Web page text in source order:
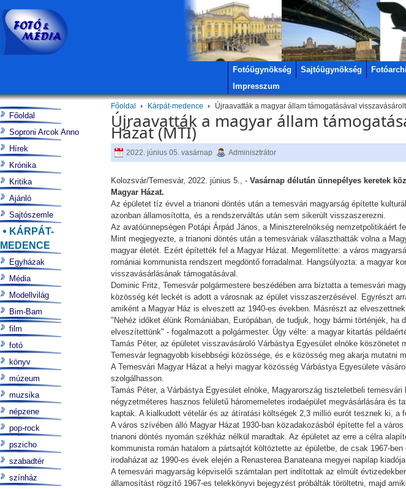
Fotóügynökség Sajtóügynökség
Impresszum
Főoldal Kárpát-medence Újraavatták a magyar állam támogatásával
Újraavatták a magyar állam
Házat (MTI)
2022. június 05. vasárnap Adminisztrátor
Kolozsvár/Temesvár, 2022. június 5., -Vasárnap délután ünnepélyes keretek
Magyar Házat.
Az épületet tíz évvel a trianoni döntés után a temesvári magyarság építette
azonban államosította, és a rendszerváltás után sem sikerült visszaszerezni.
Az avatóünnepségen Potápi Árpád János, a Miniszterelnökség nemzetpolitikáért
Mint megjegyezte, a trianoni döntés után a temesváriak választhatták volna a
magyar életét. Ezért építették fel a Magyar Házat. Megemlítette: a város
romániai kommunista rendszert megdöntő forradalmat. Hangsúlyozta: a magyar
visszavásárlásának támogatásával.
Dominic Fritz, Temesvár polgármestere beszédében arra bíztatta a temesvári
közösség két leckét is adott a városnak az épület visszaszerzésével. Egyrészt
amiként a Magyar Ház is elveszett az 1940-es években. Másrészt az
"Nehéz időket élünk Romániában, Európában, de tudjuk, hogy bármi történjék,
elveszítettünk" - fogalmazott a polgármester. Úgy vélte: a magyar kitartás
Tamás Péter, az épületet visszavásároló Várbástya Egyesület elnöke
Temesvár legnagyobb kisebbségi közössége, és e közösség meg akarja mutatni
A Temesvári Magyar Házat a helyi magyar közösség Várbástya Egyesülete
szolgálhasson.
Tamás Péter, a Várbástya Egyesület elnöke, Magyarország tiszteletbeli
négyzetméteres hasznos felületű háromemeletes irodaépület megvásárlására és
kaptak. A kialkudott vételár és az átíratási költségek 2,3 millió eurót tesznek ki, a
A város szívében álló Magyar Házat 1930-ban közadakozásból építette fel a
trianoni döntés nyomán székház nélkül maradtak. Az épületet az erre a célra
kommunista román hatalom a pártsajtót költöztette az épületbe, de csak 1967-
irodaházat az 1990-es évek elején a Renasterea Banateana megyei napilap
A temesvári magyarság képviselői számtalan pert indítottak az elmúlt
államosítást rögzítő 1967-es telekkönyvi bejegyzést próbálták töröltetni, majd
Főoldal
Soproni Arcok Anno
Hírek
Krónika
Kritika
Ajánló
Sajtószemle
KÁRPÁT-
MEDENCE
Egyházak
Média
Modellvilág
Bim-Bam
film
fotó
könyv
múzeum
muzsika
népzene
pop-rock
pszicho
szabadtér
színház